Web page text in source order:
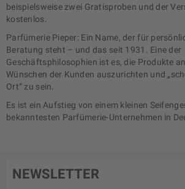
beispielsweise zwei Gratisproben und der
kostenlos.
Parfümerie Pieper: Ein Name, der für
Beratung steht – und das seit 1931. Eine der
Geschäftsphilosophien ist es, die Produkte
Wünschen der Kunden auszurichten und
Ort“ zu sein.
Es ist ein Aufstieg von einem kleinen
bekanntesten Parfümerie-Unternehmen in
NEWSLETTER